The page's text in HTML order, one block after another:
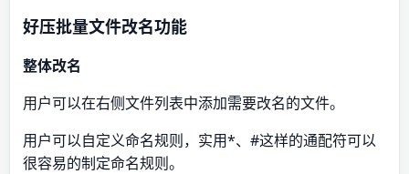
好压批量文件改名功能
整体改名
用户可以在右侧文件列表中添加需要改名的文件。
用户可以自定义命名规则，实用*、#这样的通配符可以
很容易的制定命名规则。